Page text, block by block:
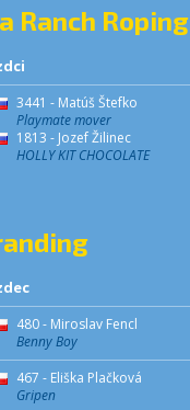
Ranch Roping
3441 - Matúš Štefko
Playmate mover
1813 - Jozef Žilinec
HOLLY KIT CHOCOLATE
480 - Miroslav Fencl
Benny Boy
467 - Eliška Plačková
Gripen